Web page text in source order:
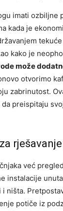
imati
kada je
kako je
može
otvorimo
zabrinutost.
preispitaju
već
instalacije
ništa.
potiče iz